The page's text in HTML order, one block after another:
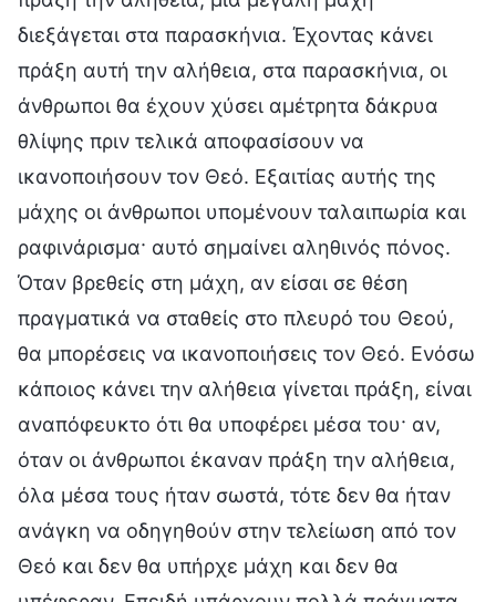
διεξάγεται στα παρασκήνια. Έχοντας κάνει
πράξη αυτή την αλήθεια, στα παρασκήνια, οι
άνθρωποι θα έχουν χύσει αμέτρητα δάκρυα
θλίψης πριν τελικά αποφασίσουν να
ικανοποιήσουν τον Θεό. Εξαιτίας αυτής της
μάχης οι άνθρωποι υπομένουν ταλαιπωρία και
ραφινάρισμα· αυτό σημαίνει αληθινός πόνος.
Όταν βρεθείς στη μάχη, αν είσαι σε θέση
πραγματικά να σταθείς στο πλευρό του Θεού,
θα μπορέσεις να ικανοποιήσεις τον Θεό. Ενόσω
κάποιος κάνει την αλήθεια γίνεται πράξη, είναι
αναπόφευκτο ότι θα υποφέρει μέσα του· αν,
όταν οι άνθρωποι έκαναν πράξη την αλήθεια,
όλα μέσα τους ήταν σωστά, τότε δεν θα ήταν
ανάγκη να οδηγηθούν στην τελείωση από τον
Θεό και δεν θα υπήρχε μάχη και δεν θα